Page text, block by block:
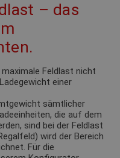
– das
Feldlast nicht
einer
sämtlicher
die auf dem
sind bei der Feldlast
wird der Bereich
Für die